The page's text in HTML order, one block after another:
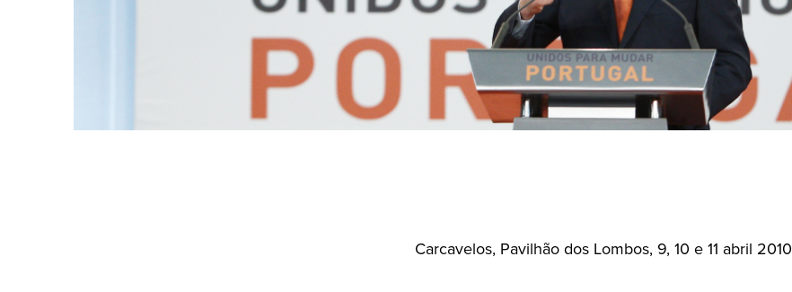
Carcavelos, Pavilhão dos Lombos, 9, 10 e 11 abril 2010